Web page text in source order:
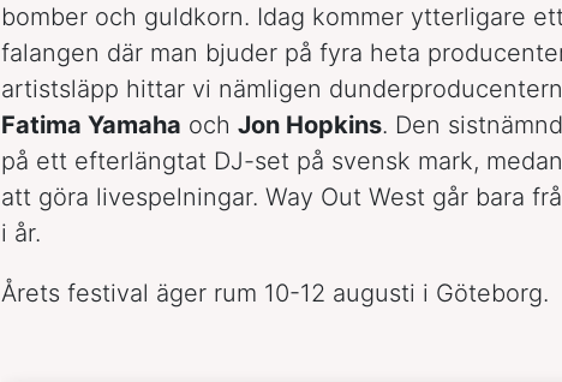
bomber och guldkorn. Idag kommer ytterligare
falangen där man bjuder på fyra heta
artistsläpp hittar vi nämligen
Fatima Yamaha och Jon Hopkins. Den
på ett efterlängtat DJ-set på svensk mark,
att göra livespelningar. Way Out West går bara
i år.
Årets festival äger rum 10-12 augusti i Göteborg.